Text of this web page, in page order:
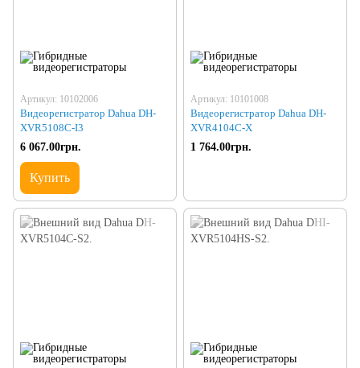
Артикул: 10102006
Видеорегистратор Dahua DH-
XVR5108C-I3
6 067.00грн.
Купить
Артикул: 10101008
Видеорегистратор Dahua DH-
XVR4104C-X
1 764.00грн.